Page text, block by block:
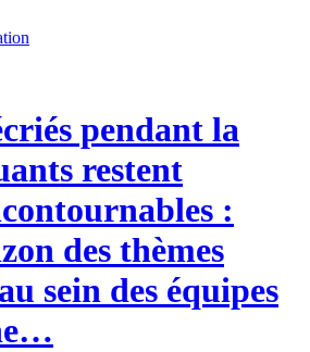
pendant la
restent
:
des thèmes
sein des équipes